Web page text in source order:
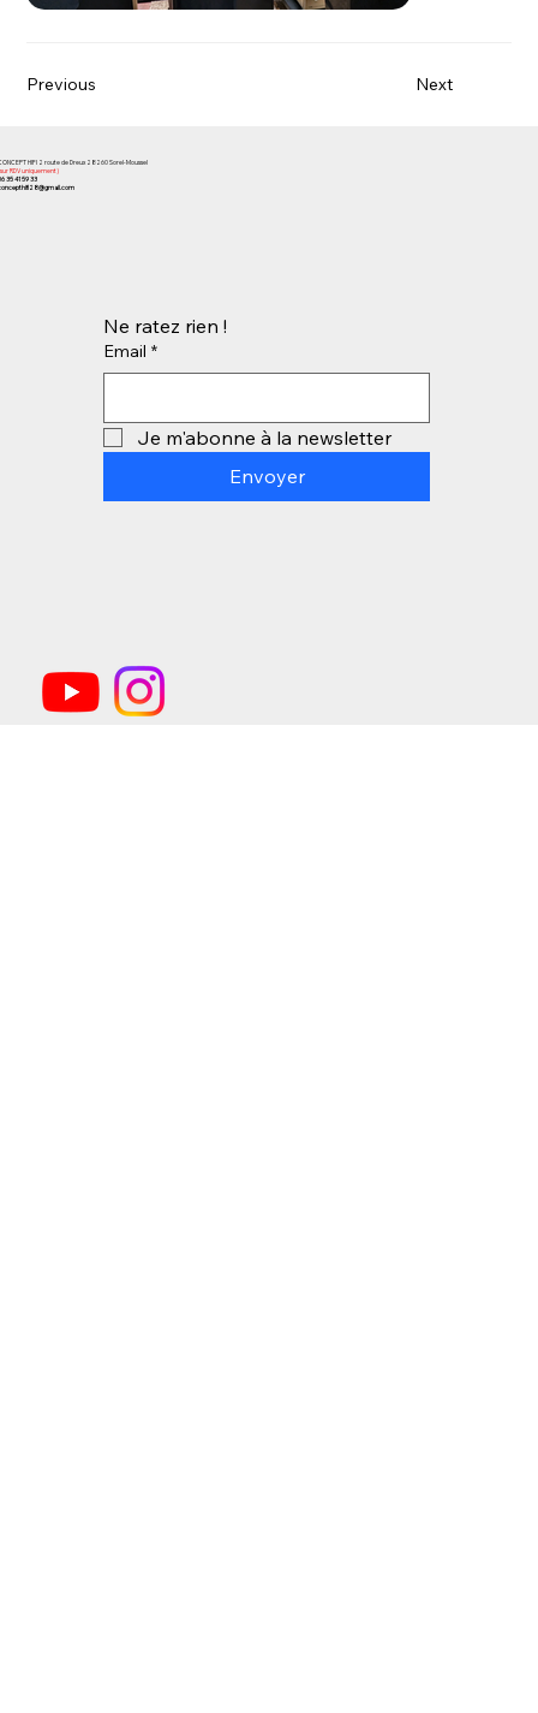
Previous Next
HIFI 2 route de Dreux 28260 Sorel-Moussel
RDV uniquement)
35 41 59 33
Ne ratez rien !
Email *
Je m'abonne à la newsletter
Envoyer